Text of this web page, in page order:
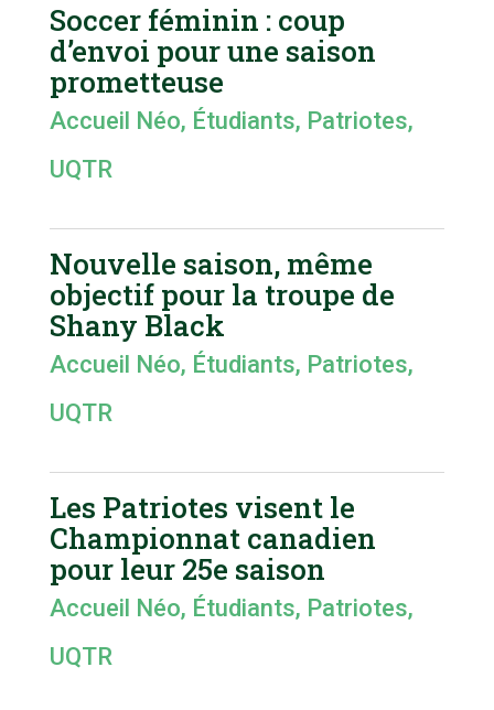
Soccer féminin : coup
d’envoi pour une saison
prometteuse
Accueil Néo, Étudiants, Patriotes,
UQTR
Nouvelle saison, même
objectif pour la troupe de
Shany Black
Accueil Néo, Étudiants, Patriotes,
UQTR
Les Patriotes visent le
Championnat canadien
pour leur 25e saison
Accueil Néo, Étudiants, Patriotes,
UQTR